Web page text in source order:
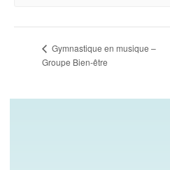
Gymnastique en musique –
Groupe Bien-être